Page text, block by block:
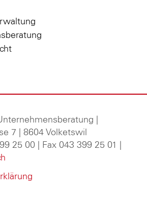
7 | 8604 Volketswil
25 00 | Fax 043 399 25 01 |